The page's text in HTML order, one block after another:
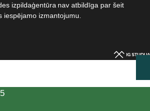
izpildaģentūra nav atbildīga par šeit
iespējamo izmantojumu.​